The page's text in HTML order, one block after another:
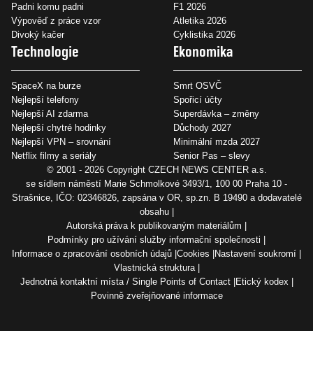
Padni komu padni
Výpověď z práce vzor
Divoký kačer
F1 2026
Atletika 2026
Cyklistika 2026
Technologie
SpaceX na burze
Nejlepší telefony
Nejlepší AI zdarma
Nejlepší chytré hodinky
Nejlepší VPN – srovnání
Netflix filmy a seriály
Ekonomika
Smrt OSVČ
Spořicí účty
Superdávka – změny
Důchody 2027
Minimální mzda 2027
Senior Pas – slevy
© 2001 - 2026 Copyright CZECH NEWS CENTER a.s.
se sídlem náměstí Marie Schmolkové 3493/1, 100 00 Praha 10 -
Strašnice, IČO: 02346826, zapsána v OR, sp.zn. B 19490 a dodavatelé
obsahu
Autorská práva k publikovaným materiálům
Podmínky pro užívání služby informační společnosti
Informace o zpracování osobních údajů Cookies Nastavení soukromí
Vlastnická struktura
Jednotná kontaktní místa / Single Points of Contact Etický kodex
Povinně zveřejňované informace